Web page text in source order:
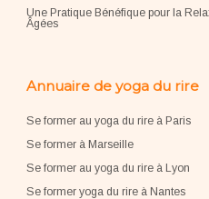
Une Pratique Bénéfique pour la
Âgées
Annuaire de yoga du rire
Se former au yoga du rire à Paris
Se former à Marseille
Se former au yoga du rire à Lyon
Se former yoga du rire à Nantes